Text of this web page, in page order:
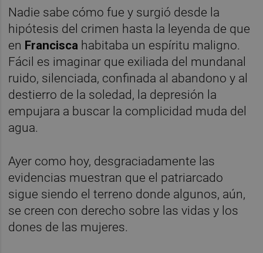
Nadie sabe cómo fue y surgió desde la
hipótesis del crimen hasta la leyenda de que
en Francisca habitaba un espíritu maligno.
Fácil es imaginar que exiliada del mundanal
ruido, silenciada, confinada al abandono y al
destierro de la soledad, la depresión la
empujara a buscar la complicidad muda del
agua.
Ayer como hoy, desgraciadamente las
evidencias muestran que el patriarcado
sigue siendo el terreno donde algunos, aún,
se creen con derecho sobre las vidas y los
dones de las mujeres.